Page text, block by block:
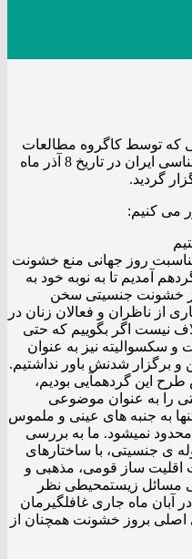
کاگروه مطالعات
جنسیت و سکسوالیته انجمن انسانشناسی ایران در تاریخ 8 آذر ماه
کنیم:
روز جهانی منع خشونت
آمدیم تا به نوبه خود به
جنسیتی سخن
ناظران و فعالان زنان در
نیست اگر بگوییم که حتی
نیز به عنوان
شدنش باور نداشتیم.
گردهمآیی بودیم،
به عنوان موضوعی
جنبه های عینی و ملموس
نمیشود. ما به بررسی
جنسیتی، با ساختارهای
ساز قومی، مذهبی و
زیستمحیطی نظر
ماه جاری غافلگیرمان
بروز خشونت همچنان از